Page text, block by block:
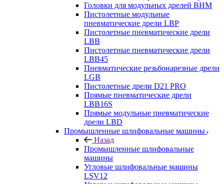
Головки для модульных дрелей BHM
Пистолетные модульные
пневматические дрели LBP
Пистолетные пневматические дрели
LBB
Пистолетные пневматические дрели
LBB45
Пневматические резьбонарезные дрели
LGB
Пистолетные дрели D21 PRO
Прямые пневматические дрели
LBB16S
Прямые модульные пневматические
дрели LBD
Промышленные шлифовальные машины
Назад
Промышленные шлифовальные
машины
Угловые шлифовальные машины
LSV12